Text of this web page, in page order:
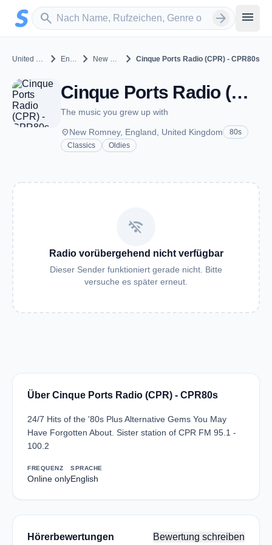
Zum Hauptinhalt springen
search
Sender suchen arrow_forward menu
United Kingdom chevron_right England chevron_right New Romney chevron_right Cinque Ports Radio (CPR) - CPR80s
Cinque Ports Radio (CPR) - CPR80s - New Romney
The music you grew up with
placeNew Romney, England, United Kingdom
80s
Classics
Oldies
wifi_off
Radio vorübergehend nicht verfügbar
Dieser Sender funktioniert gerade nicht. Bitte
versuche es später erneut.
Über Cinque Ports Radio (CPR) - CPR80s
24/7 Hits of the '80s Plus Alternative Gems You May
Have Forgotten About. Sister station of CPR FM 95.1 -
100.2
FREQUENZ
Online only
SPRACHE
English
Hörerbewertungen Bewertung schreiben